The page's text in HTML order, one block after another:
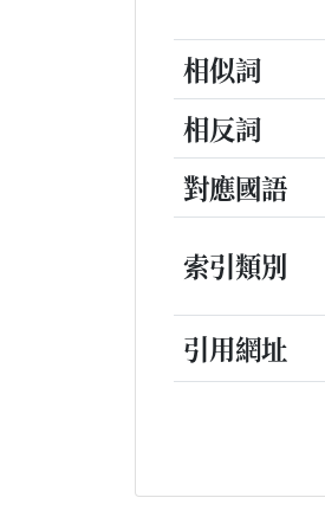
相似詞
相反詞
對應國語
索引類別
引用網址